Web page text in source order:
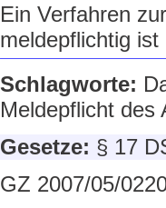
Ein Verfahren
meldepflichtig
Schlagworte:
Meldepflicht des
Gesetze: § 17
GZ 2007/05/